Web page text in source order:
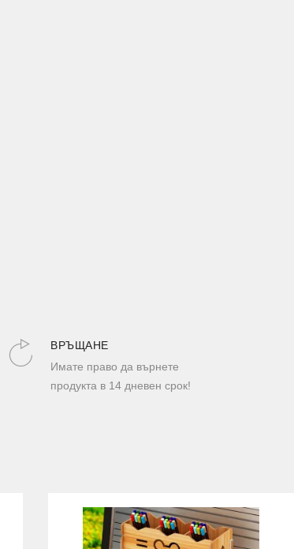
ВРЪЩАНЕ
Имате право да върнете
продукта в 14 дневен срок!